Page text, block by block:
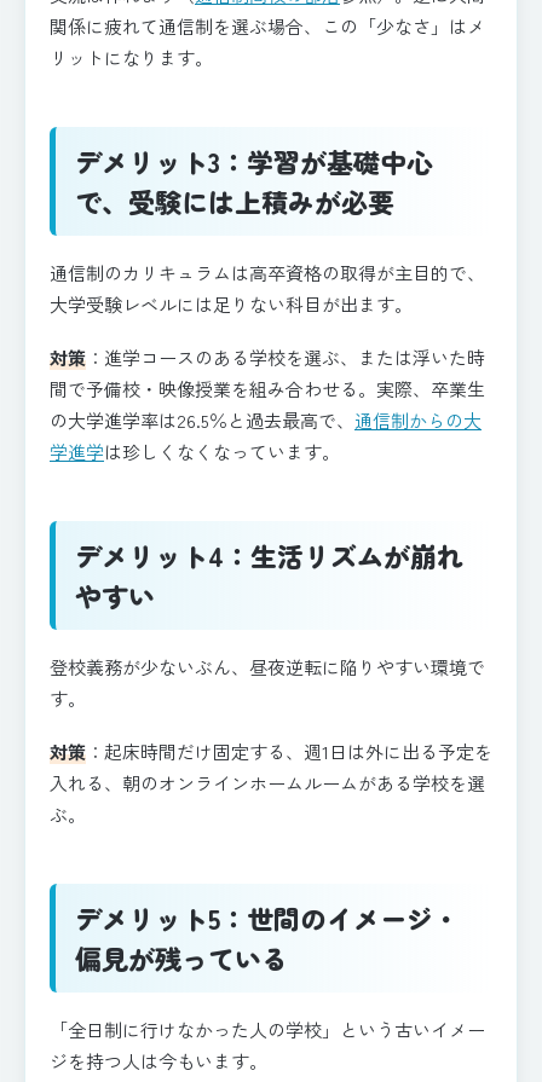
関係に疲れて通信制を選ぶ場合、この「少なさ」はメ
リットになります。
デメリット3：学習が基礎中心
で、受験には上積みが必要
通信制のカリキュラムは高卒資格の取得が主目的で、
大学受験レベルには足りない科目が出ます。
対策 ：進学コースのある学校を選ぶ、または浮いた時
間で予備校・映像授業を組み合わせる。実際、卒業生
の大学進学率は26.5％と過去最高で、 通信制からの大
学進学は珍しくなくなっています。
デメリット4：生活リズムが崩れ
やすい
登校義務が少ないぶん、昼夜逆転に陥りやすい環境で
す。
対策 ：起床時間だけ固定する、週1日は外に出る予定を
入れる、朝のオンラインホームルームがある学校を選
ぶ。
デメリット5：世間のイメージ・
偏見が残っている
「全日制に行けなかった人の学校」という古いイメー
ジを持つ人は今もいます。